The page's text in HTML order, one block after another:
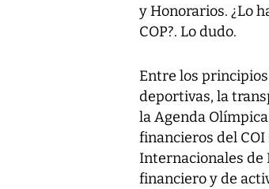
y Honorarios. ¿Lo
COP?. Lo dudo.
Entre los
deportivas, la
la Agenda
financieros del
Internacionales de
financiero y de